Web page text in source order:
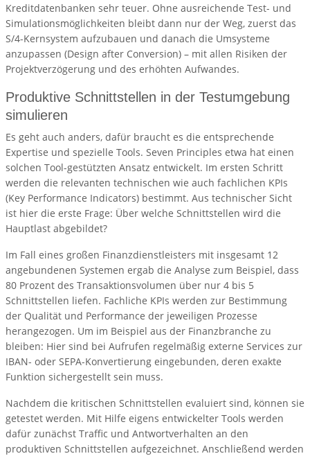
Kreditdatenbanken sehr teuer. Ohne ausreichende Test- und
Simulationsmöglichkeiten bleibt dann nur der Weg, zuerst das
S/4-Kernsystem aufzubauen und danach die Umsysteme
anzupassen (Design after Conversion) – mit allen Risiken der
Projektverzögerung und des erhöhten Aufwandes.
Produktive Schnittstellen in der Testumgebung
simulieren
Es geht auch anders, dafür braucht es die entsprechende
Expertise und spezielle Tools. Seven Principles etwa hat einen
solchen Tool-gestützten Ansatz entwickelt. Im ersten Schritt
werden die relevanten technischen wie auch fachlichen KPIs
(Key Performance Indicators) bestimmt. Aus technischer Sicht
ist hier die erste Frage: Über welche Schnittstellen wird die
Hauptlast abgebildet?
Im Fall eines großen Finanzdienstleisters mit insgesamt 12
angebundenen Systemen ergab die Analyse zum Beispiel, dass
80 Prozent des Transaktionsvolumen über nur 4 bis 5
Schnittstellen liefen. Fachliche KPIs werden zur Bestimmung
der Qualität und Performance der jeweiligen Prozesse
herangezogen. Um im Beispiel aus der Finanzbranche zu
bleiben: Hier sind bei Aufrufen regelmäßig externe Services zur
IBAN- oder SEPA-Konvertierung eingebunden, deren exakte
Funktion sichergestellt sein muss.
Nachdem die kritischen Schnittstellen evaluiert sind, können sie
getestet werden. Mit Hilfe eigens entwickelter Tools werden
dafür zunächst Traffic und Antwortverhalten an den
produktiven Schnittstellen aufgezeichnet. Anschließend werden